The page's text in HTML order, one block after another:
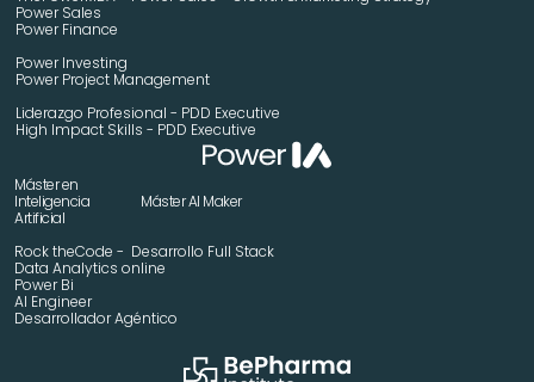
Power Sales
Power Finance
Power Investing
Power Project Management
Liderazgo Profesional - PDD Executive
High Impact Skills - PDD Executive
Máster en
Inteligencia
Artificial
Máster AI Maker
Rock theCode -  Desarrollo Full Stack
Data Analytics online
Power Bi
AI Engineer
Desarrollador Agéntico